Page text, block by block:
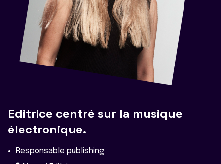
Editrice centré sur la musique
électronique.
Responsable publishing